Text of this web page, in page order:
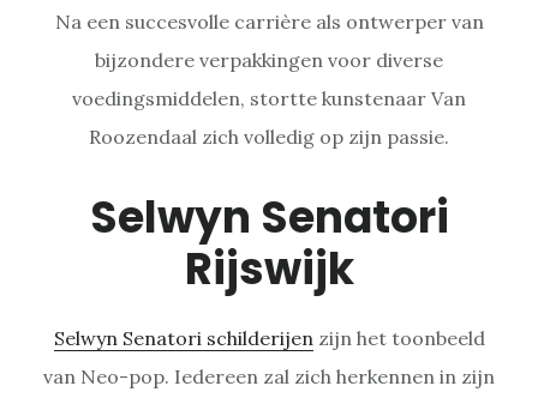
Na een succesvolle carrière als ontwerper van
bijzondere verpakkingen voor diverse
voedingsmiddelen, stortte kunstenaar Van
Roozendaal zich volledig op zijn passie.
Selwyn Senatori
Rijswijk
Selwyn Senatori schilderijen zijn het toonbeeld
van Neo-pop. Iedereen zal zich herkennen in zijn